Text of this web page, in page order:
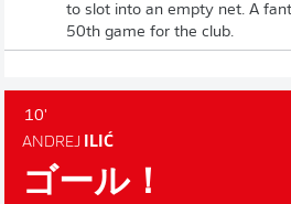
to slot into an empty net. A
50th game for the club.
10'
ANDREJ ILIĆ
ゴール！